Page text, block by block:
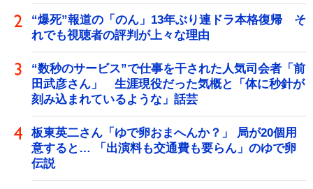
“爆死”報道の「のん」13年ぶり連ドラ本格復帰 そ
れでも視聴者の評判が上々な理由
“数秒のサービス”で仕事を干された人気司会者「前
田武彦さん」 生涯現役だった気概と「体に秒針が
刻み込まれているような」話芸
板東英二さん「ゆで卵おまへんか？」 局が20個用
意すると… 「出演料も交通費も要らん」のゆで卵
伝説